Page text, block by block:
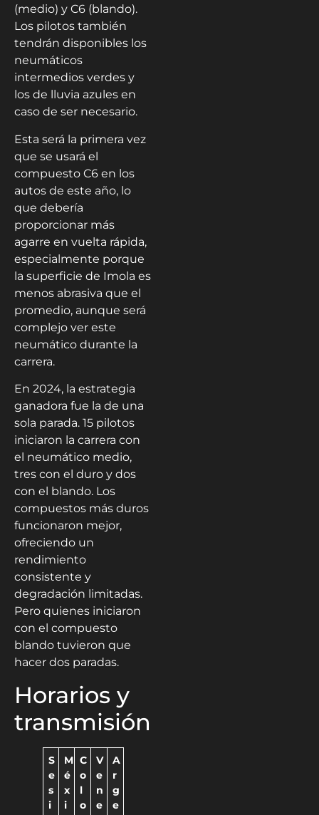
(medio) y C6 (blando).
Los pilotos también
tendrán disponibles los
neumáticos
intermedios verdes y
los de lluvia azules en
caso de ser necesario.
Esta será la primera vez
que se usará el
compuesto C6 en los
autos de este año, lo
que debería
proporcionar más
agarre en vuelta rápida,
especialmente porque
la superficie de Imola es
menos abrasiva que el
promedio, aunque será
complejo ver este
neumático durante la
carrera.
En 2024, la estrategia
ganadora fue la de una
sola parada. 15 pilotos
iniciaron la carrera con
el neumático medio,
tres con el duro y dos
con el blando. Los
compuestos más duros
funcionaron mejor,
ofreciendo un
rendimiento
consistente y
degradación limitadas.
Pero quienes iniciaron
con el compuesto
blando tuvieron que
hacer dos paradas.
Horarios y
transmisión
S
e
s
i
M
é
x
i
C
o
l
o
V
e
n
e
A
r
g
e